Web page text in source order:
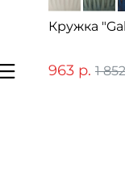
Кружка
963 р. 1